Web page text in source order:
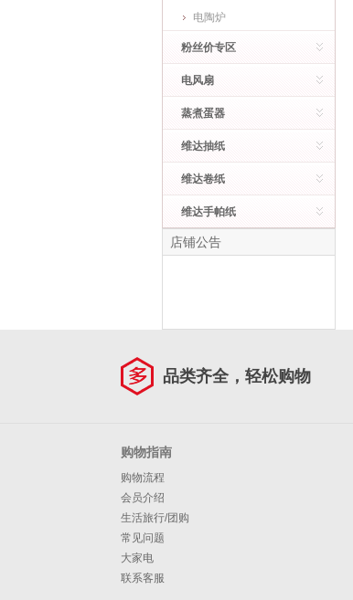
电陶炉
粉丝价专区
电风扇
蒸煮蛋器
维达抽纸
维达卷纸
维达手帕纸
店铺公告
品类齐全，轻松购物
购物指南
购物流程
会员介绍
生活旅行/团购
常见问题
大家电
联系客服